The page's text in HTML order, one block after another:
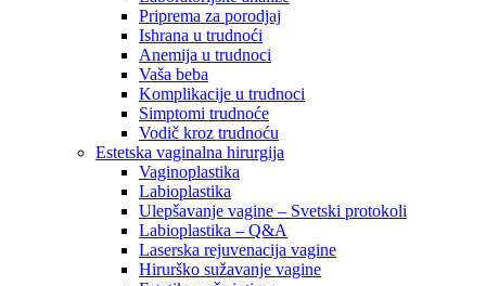
Priprema za porodjaj
Ishrana u trudnoći
Anemija u trudnoci
Vaša beba
Komplikacije u trudnoci
Simptomi trudnoće
Vodič kroz trudnoću
Estetska vaginalna hirurgija
Vaginoplastika
Labioplastika
Ulepšavanje vagine – Svetski protokoli
Labioplastika – Q&A
Laserska rejuvenacija vagine
Hirurško sužavanje vagine